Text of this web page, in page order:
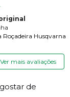
Husqvarna
Ver mais avaliações
de